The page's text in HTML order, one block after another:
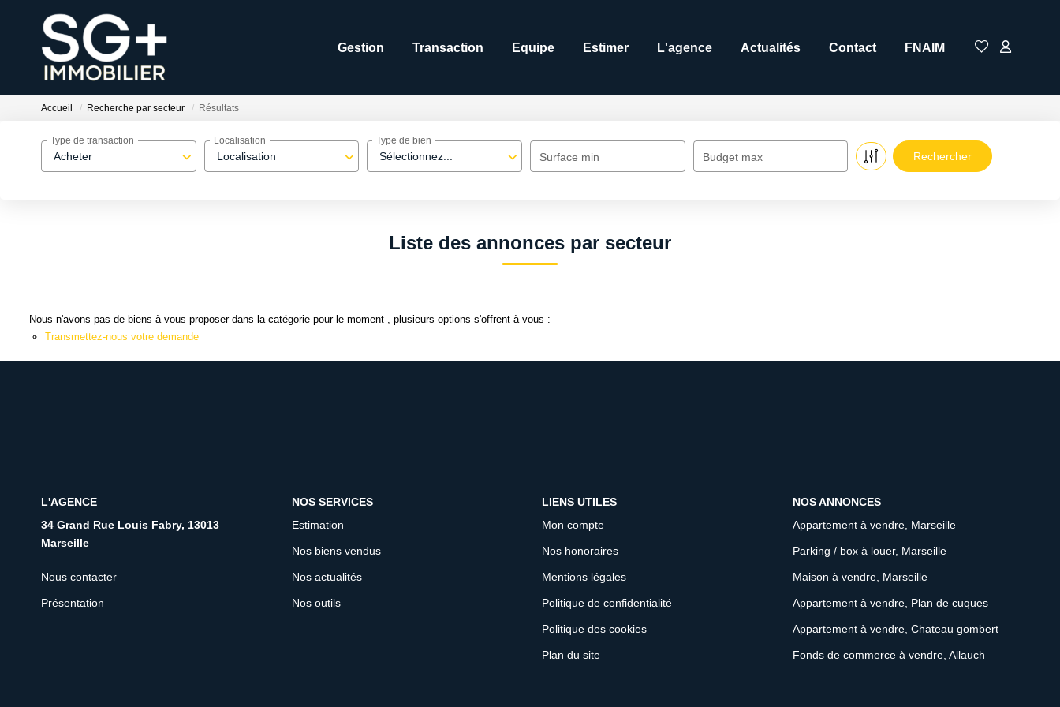
Gestion Transaction Equipe Estimer L'agence Actualités Contact FNAIM
Accueil Recherche par secteur Résultats
Acheter
Type de transaction
Localisation
Localisation
Sélectionnez...
Type de bien
Surface min Budget max
Liste des annonces par secteur
Nous n'avons pas de biens à vous proposer dans la catégorie pour le moment , plusieurs options s'offrent à vous :
Transmettez-nous votre demande
L'AGENCE
34 Grand Rue Louis Fabry, 13013
Marseille
Nous contacter
Présentation
NOS SERVICES
Estimation
Nos biens vendus
Nos actualités
Nos outils
LIENS UTILES
Mon compte
Nos honoraires
Mentions légales
Politique de confidentialité
Politique des cookies
Plan du site
NOS ANNONCES
Appartement à vendre, Marseille
Parking / box à louer, Marseille
Maison à vendre, Marseille
Appartement à vendre, Plan de cuques
Appartement à vendre, Chateau gombert
Fonds de commerce à vendre, Allauch